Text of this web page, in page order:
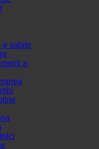
e salate
a